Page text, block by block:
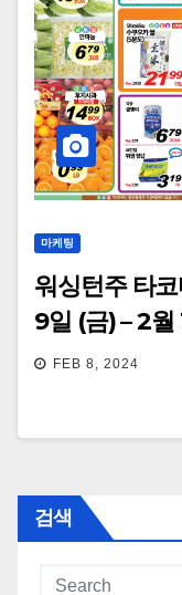
마케팅
워싱턴주 타
9일 (금) – 2월
FEB 8, 2024
검색